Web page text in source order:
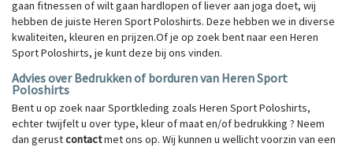
gaan fitnessen of wilt gaan hardlopen of liever aan joga doet, wij
hebben de juiste Heren Sport Poloshirts. Deze hebben we in diverse
kwaliteiten, kleuren en prijzen.Of je op zoek bent naar een Heren
Sport Poloshirts, je kunt deze bij ons vinden.
Advies over Bedrukken of borduren van Heren Sport
Poloshirts
Bent u op zoek naar Sportkleding zoals Heren Sport Poloshirts,
echter twijfelt u over type, kleur of maat en/of bedrukking ? Neem
dan gerustcontactmet ons op. Wij kunnen u wellicht voorzin van een